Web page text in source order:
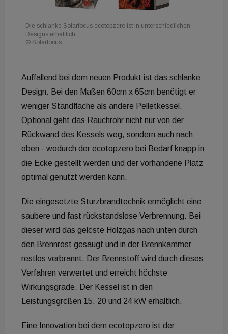
Die schlanke Solarfocus ecotopzero ist in unterschiedlichen
Designs erhältlich
© Solarfocus
Auffallend bei dem neuen Produkt ist das schlanke
Design. Bei den Maßen 60cm x 65cm benötigt er
weniger Standfläche als andere Pelletkessel.
Optional geht das Rauchrohr nicht nur von der
Rückwand des Kessels weg, sondern auch nach
oben - wodurch der ecotopzero bei Bedarf knapp in
die Ecke gestellt werden und der vorhandene Platz
optimal genutzt werden kann.
Die eingesetzte Sturzbrandtechnik ermöglicht eine
saubere und fast rückstandslose Verbrennung. Bei
dieser wird das gelöste Holzgas nach unten durch
den Brennrost gesaugt und in der Brennkammer
restlos verbrannt. Der Brennstoff wird durch dieses
Verfahren verwertet und erreicht höchste
Wirkungsgrade. Der Kessel ist in den
Leistungsgrößen 15, 20 und 24 kW erhältlich.
Eine Innovation bei dem ecotopzero ist der